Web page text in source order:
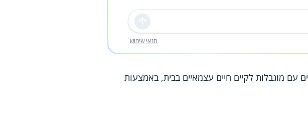
שליחה
תנאי שימוש
עם מוגבלות לקיים חיים עצמאיים בבית, באמצעות